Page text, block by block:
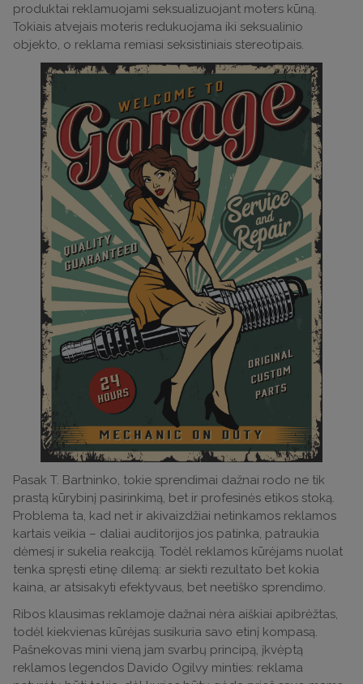
produktai reklamuojami seksualizuojant moters kūną.
Tokiais atvejais moteris redukuojama iki seksualinio
objekto, o reklama remiasi seksistiniais stereotipais.
Pasak T. Bartninko, tokie sprendimai dažnai rodo ne tik
prastą kūrybinį pasirinkimą, bet ir profesinės etikos stoką.
Problema ta, kad net ir akivaizdžiai netinkamos reklamos
kartais veikia – daliai auditorijos jos patinka, patraukia
dėmesį ir sukelia reakciją. Todėl reklamos kūrėjams nuolat
tenka spręsti etinę dilemą: ar siekti rezultato bet kokia
kaina, ar atsisakyti efektyvaus, bet neetiško sprendimo.
Ribos klausimas reklamoje dažnai nėra aiškiai apibrėžtas,
todėl kiekvienas kūrėjas susikuria savo etinį kompasą.
Pašnekovas mini vieną jam svarbų principą, įkvėptą
reklamos legendos Davido Ogilvy minties: reklama